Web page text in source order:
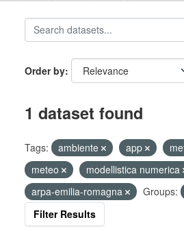
Order by
1 dataset found
Tags: ambiente app
meteo
modellistica numerica
arpa-emilia-romagna
Groups:
Filter Results